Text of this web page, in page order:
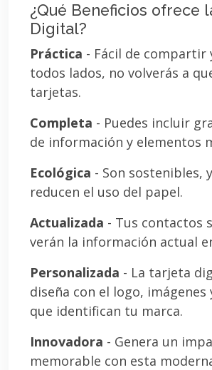
¿Qué Beneficios ofrece
Digital?
Práctica - Fácil de compartir
todos lados, no volverás a
tarjetas.
Completa - Puedes incluir
de información y elementos
Ecológica - Son sostenibles,
reducen el uso del papel.
Actualizada - Tus contactos
verán la información actual
Personalizada - La tarjeta
diseña con el logo, imágenes
que identifican tu marca.
Innovadora - Genera un
memorable con esta